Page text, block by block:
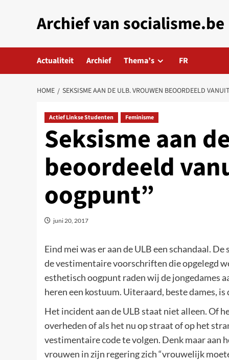
Archief van socialisme.be
Actualiteit Archief Thema’s FR
HOME SEKSISME AAN DE ULB. VROUWEN BEOORDEELD
Actief Linkse Studenten Feminisme
Seksisme aan
beoordeeld
oogpunt”
juni 20, 2017
Eind mei was er aan de ULB een schandaal.
de vestimentaire voorschriften die opgelegd
esthetisch oogpunt raden wij de jongedames
heren een kostuum. Uiteraard, beste dames,
Het incident aan de ULB staat niet alleen. Of
overheden of als het nu op straat of op het
vestimentaire code te volgen. Denk maar aan
vrouwen in zijn regering zich “vrouwelijk